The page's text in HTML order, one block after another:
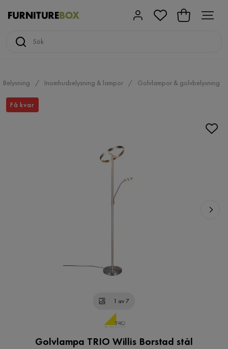
Belysning Inomhusbelysning & lampor Golvlampor & golvbelysning
Få kvar
1 av 7
Golvlampa TRIO Willis Borstad stål